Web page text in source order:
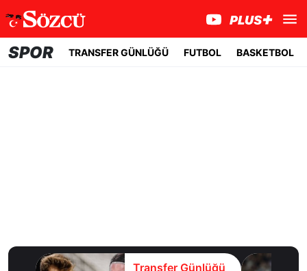
SPOR TRANSFER GÜNLÜĞÜ FUTBOL BASKETBOL
Transfer Günlüğü